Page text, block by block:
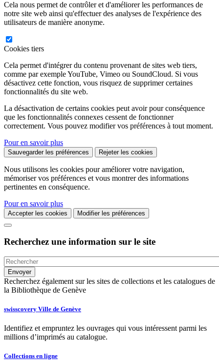
Cela nous permet de contrôler et d'améliorer les performances de
notre site web ainsi qu'effectuer des analyses de l'expérience des
utilisateurs de manière anonyme.
Cookies tiers
Cela permet d'intégrer du contenu provenant de sites web tiers,
comme par exemple YouTube, Vimeo ou SoundCloud. Si vous
désactivez cette fonction, vous risquez de supprimer certaines
fonctionnalités du site web.
La désactivation de certains cookies peut avoir pour conséquence
que les fonctionnalités connexes cessent de fonctionner
correctement. Vous pouvez modifier vos préférences à tout moment.
Pour en savoir plus
Sauvegarder les préférences Rejeter les cookies
Nous utilisons les cookies pour améliorer votre navigation,
mémoriser vos préférences et vous montrer des informations
pertinentes en conséquence.
Pour en savoir plus
Accepter les cookies Modifier les préférences
Recherchez une information sur le site
Recherchez également sur les sites de collections et les catalogues de
la Bibliothèque de Genève
swisscovery Ville de Genève
Identifiez et empruntez les ouvrages qui vous intéressent parmi les
millions d’imprimés au catalogue.
Collections en ligne